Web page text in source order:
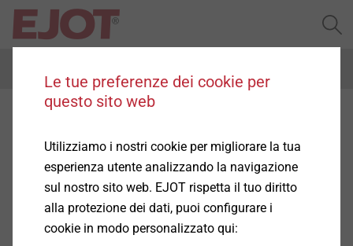
Le tue preferenze dei cookie per
questo sito web
Utilizziamo i nostri cookie per migliorare la tua
esperienza utente analizzando la navigazione
sul nostro sito web. EJOT rispetta il tuo diritto
alla protezione dei dati, puoi configurare i
cookie in modo personalizzato qui: